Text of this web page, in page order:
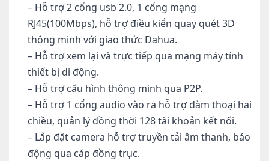
– Hỗ trợ 2 cổng usb 2.0, 1 cổng mạng
RJ45(100Mbps), hỗ trợ điều kiển quay quét 3D
thông minh với giao thức Dahua.
– Hỗ trợ xem lại và trực tiếp qua mạng máy tính
thiết bị di động.
– Hỗ trợ cấu hình thông minh qua P2P.
– Hỗ trợ 1 cổng audio vào ra hỗ trợ đàm thoại hai
chiều, quản lý đồng thời 128 tài khoản kết nối.
– Lắp đặt camera hỗ trợ truyền tải âm thanh, báo
động qua cáp đồng trục.